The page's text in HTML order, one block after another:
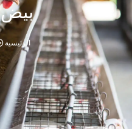
الرئيسية